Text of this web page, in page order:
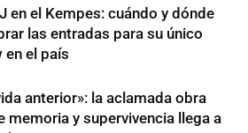
en el Kempes: cuándo y dónde
las entradas para su único
en el país
anterior»: la aclamada obra
memoria y supervivencia llega a